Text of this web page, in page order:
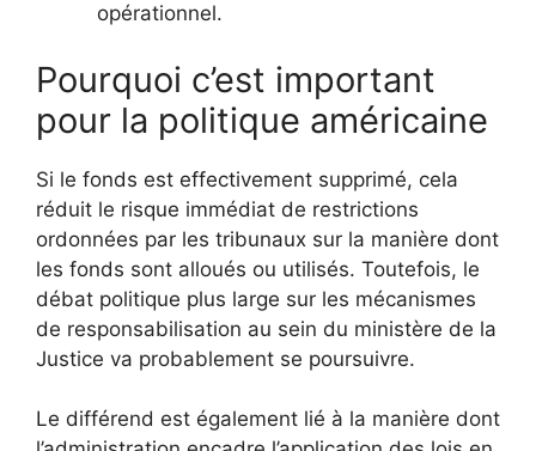
opérationnel.
Pourquoi c’est important
pour la politique américaine
Si le fonds est effectivement supprimé, cela
réduit le risque immédiat de restrictions
ordonnées par les tribunaux sur la manière dont
les fonds sont alloués ou utilisés. Toutefois, le
débat politique plus large sur les mécanismes
de responsabilisation au sein du ministère de la
Justice va probablement se poursuivre.
Le différend est également lié à la manière dont